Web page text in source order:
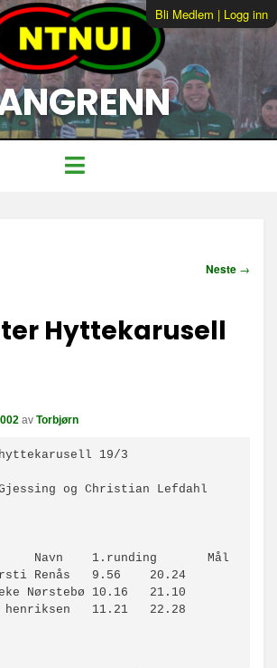
Bli Medlem | Logg inn
Neste →
Hyttekarusell
av Torbjørn
19/3
og Christian Lefdahl